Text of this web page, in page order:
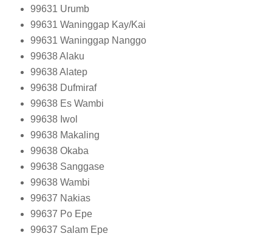
99631 Urumb
99631 Waninggap Kay/Kai
99631 Waninggap Nanggo
99638 Alaku
99638 Alatep
99638 Dufmiraf
99638 Es Wambi
99638 Iwol
99638 Makaling
99638 Okaba
99638 Sanggase
99638 Wambi
99637 Nakias
99637 Po Epe
99637 Salam Epe